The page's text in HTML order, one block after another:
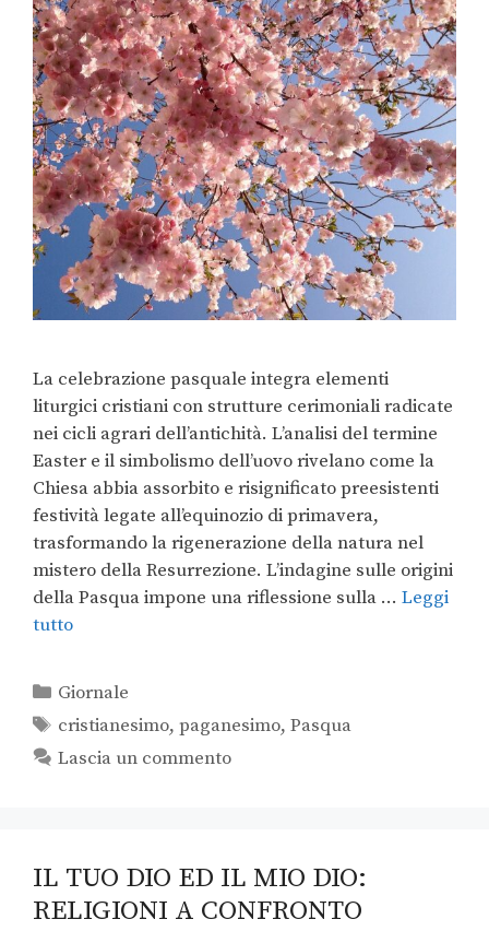
La celebrazione pasquale integra elementi
liturgici cristiani con strutture cerimoniali radicate
nei cicli agrari dell’antichità. L’analisi del termine
Easter e il simbolismo dell’uovo rivelano come la
Chiesa abbia assorbito e risignificato preesistenti
festività legate all’equinozio di primavera,
trasformando la rigenerazione della natura nel
mistero della Resurrezione. L’indagine sulle origini
della Pasqua impone una riflessione sulla … Leggi
tutto
Giornale
cristianesimo,paganesimo,Pasqua
Lascia un commento
IL TUO DIO ED IL MIO DIO:
RELIGIONI A CONFRONTO